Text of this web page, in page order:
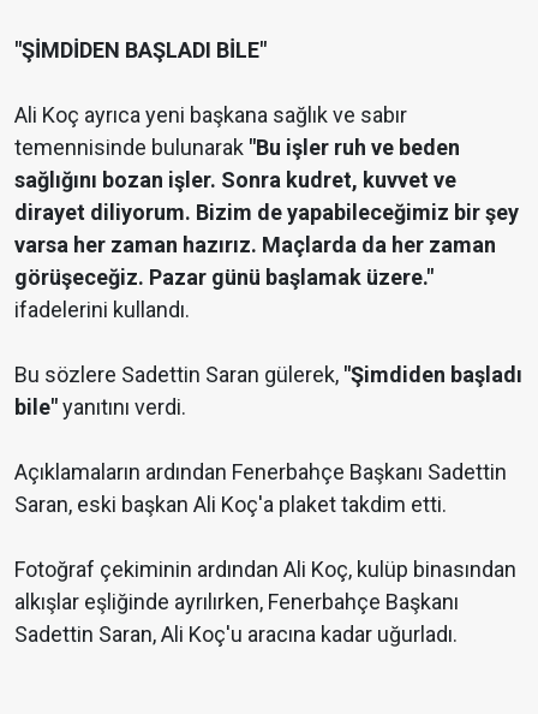
"ŞİMDİDEN BAŞLADI BİLE"
Ali Koç ayrıca yeni başkana sağlık ve sabır
temennisinde bulunarak "Bu işler ruh ve beden
sağlığını bozan işler. Sonra kudret, kuvvet ve
dirayet diliyorum. Bizim de yapabileceğimiz bir şey
varsa her zaman hazırız. Maçlarda da her zaman
görüşeceğiz. Pazar günü başlamak üzere."
ifadelerini kullandı.
Bu sözlere Sadettin Saran gülerek, "Şimdiden başladı
bile"yanıtını verdi.
Açıklamaların ardından Fenerbahçe Başkanı Sadettin
Saran, eski başkan Ali Koç'a plaket takdim etti.
Fotoğraf çekiminin ardından Ali Koç, kulüp binasından
alkışlar eşliğinde ayrılırken, Fenerbahçe Başkanı
Sadettin Saran, Ali Koç'u aracına kadar uğurladı.